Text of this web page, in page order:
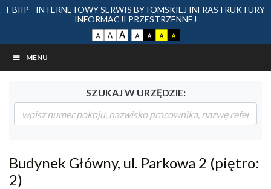
I-BIIP - INTERNETOWY SERWIS BYTOMSKIEJ INFRASTRUKTURY
INFORMACJI PRZESTRZENNEJ
MENU
SZUKAJ W URZĘDZIE:
Budynek Główny, ul. Parkowa 2 (piętro:
2)